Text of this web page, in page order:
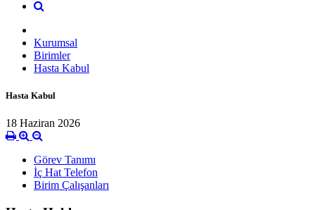
Kurumsal
Birimler
Hasta Kabul
Hasta Kabul
18 Haziran 2026
Görev Tanımı
İç Hat Telefon
Birim Çalışanları